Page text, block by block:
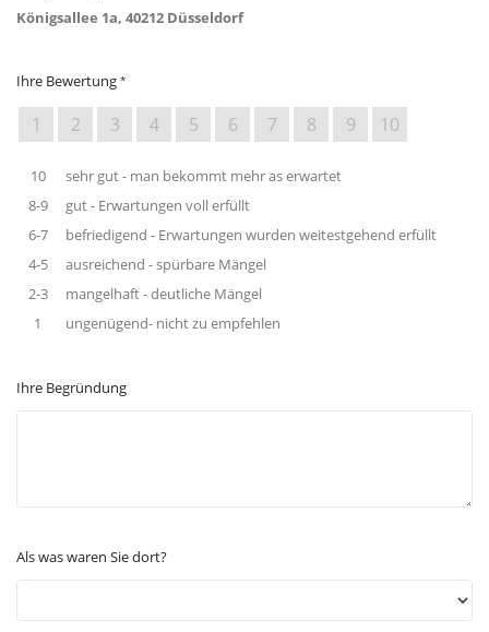
Königsallee 1a, 40212 Düsseldorf
Ihre Bewertung
1 2 3 4 5 6 7 8 9 10
10
sehr gut - man bekommt mehr as erwartet
8-9
gut - Erwartungen voll erfüllt
6-7
befriedigend - Erwartungen wurden weitestgehend erfüllt
4-5
ausreichend - spürbare Mängel
2-3
mangelhaft - deutliche Mängel
1
ungenügend- nicht zu empfehlen
Ihre Begründung
Als was waren Sie dort?